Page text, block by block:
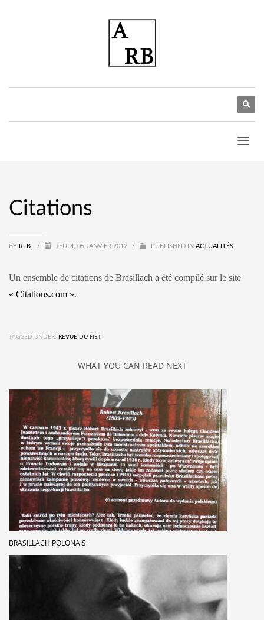
Citations
BY R. B. / JEUDI, 05 JANVIER 2012 / PUBLISHED IN ACTUALITÉS
Un ensemble de citations de Brasillach a été compilé sur le site
« Citations.com ».
TAGGED UNDER: REVUE DU NET
WHAT YOU CAN READ NEXT
BRASILLACH POLONAIS